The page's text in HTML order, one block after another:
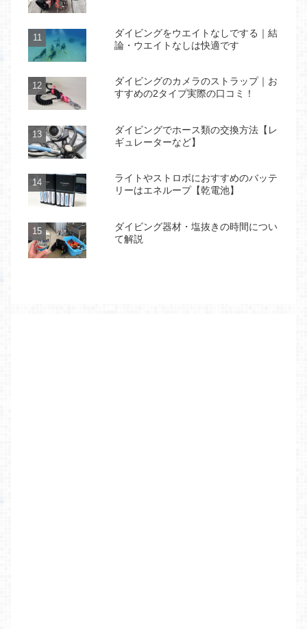
ダイビングをウエイトなしでする｜結
論・ウエイトなしは快適です
ダイビングのカメラのストラップ｜お
すすめの2タイプ実際の口コミ！
ダイビングでホース類の交換方法【レ
ギュレーターなど】
ライトやストロボにおすすめのバッテ
リーはエネループ【乾電池】
ダイビング器材・塩抜きの時間につい
て解説